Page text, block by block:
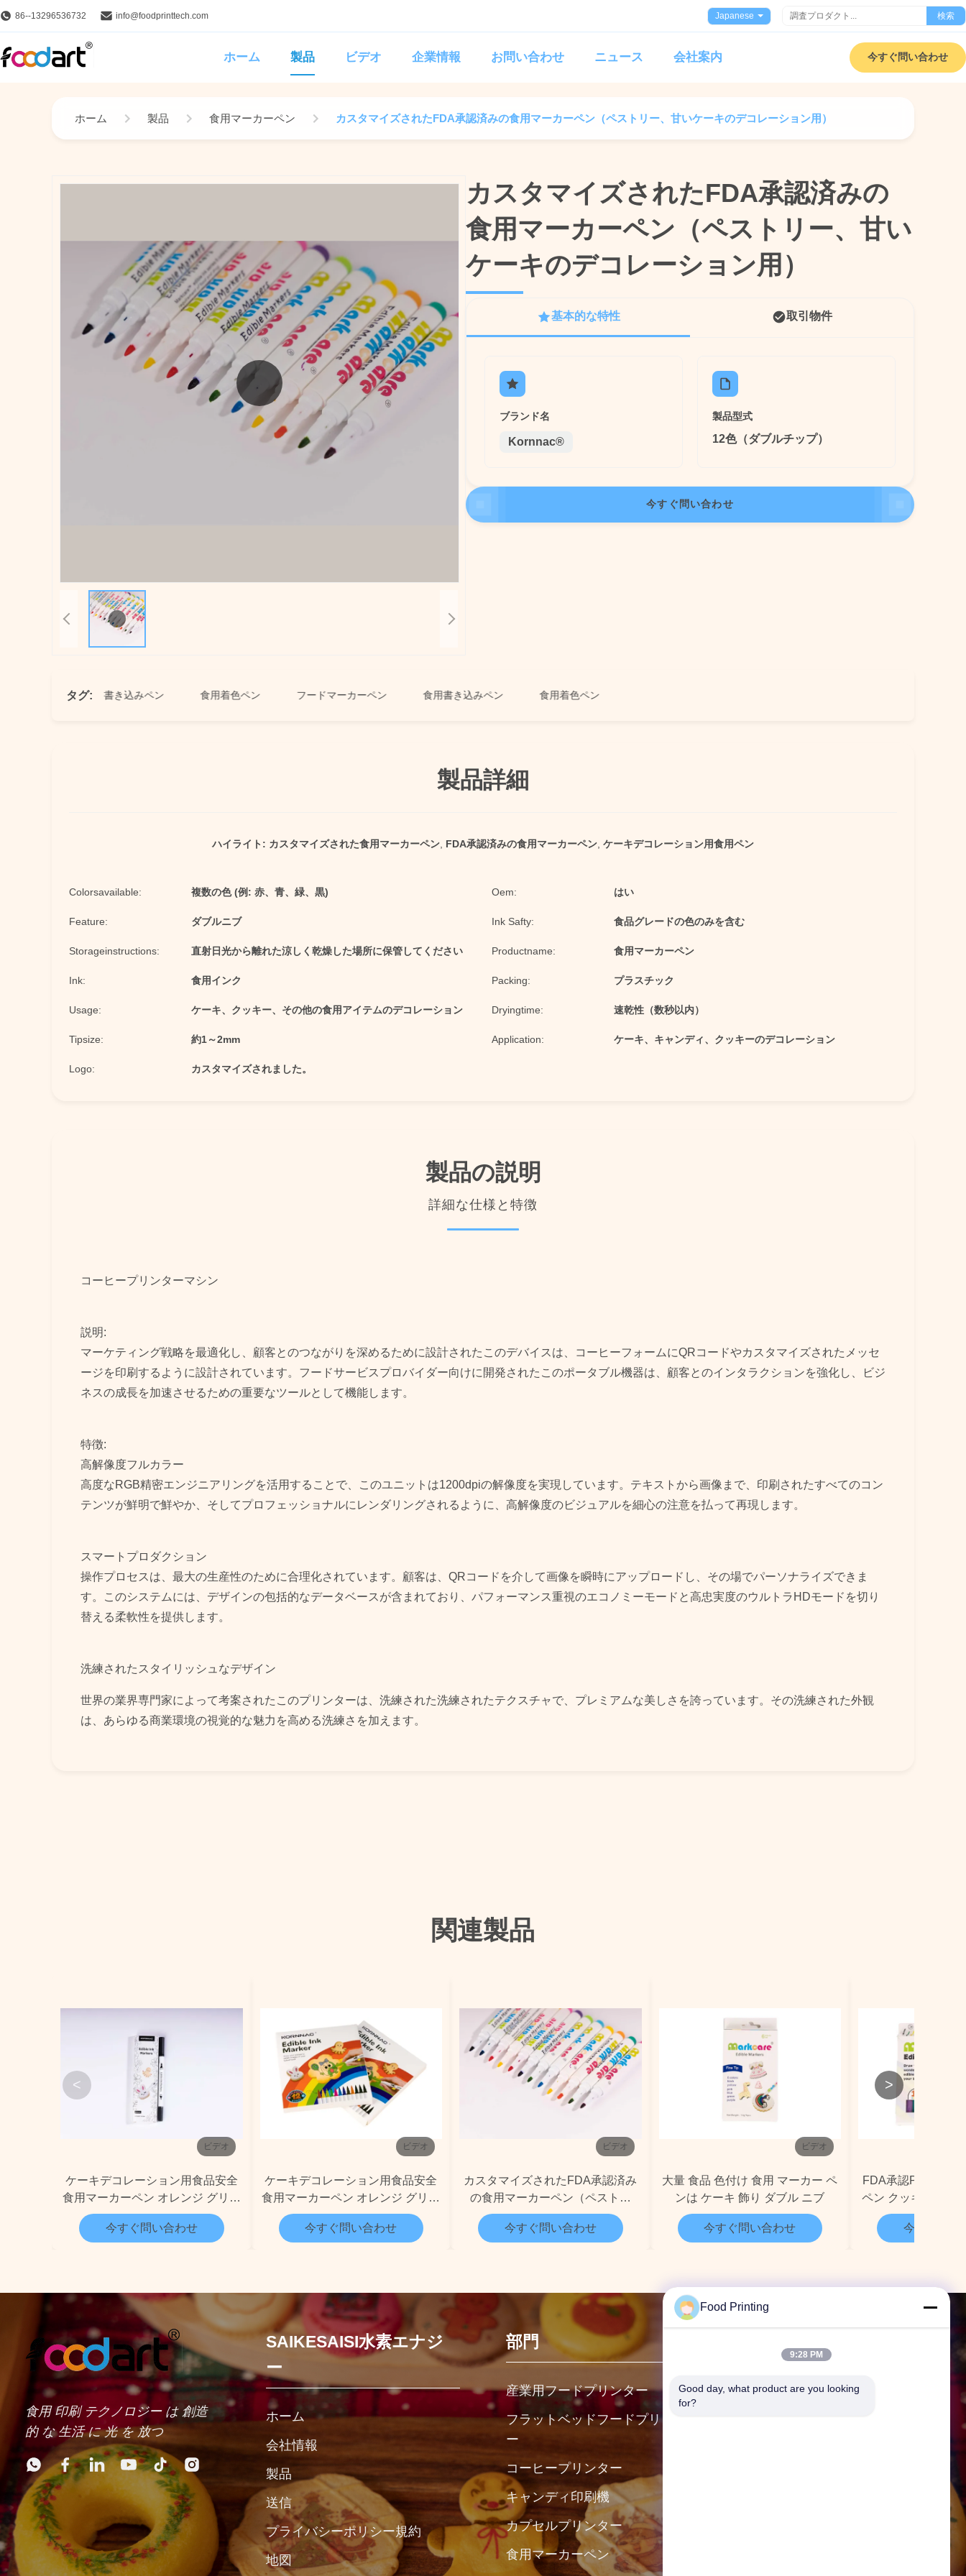
86--13296536732 info@foodprinttech.com Japanese 検索
ホーム 製品 ビデオ 企業情報 お問い合わせ ニュース 会社案内 今すぐ問い合わせ
ホーム 製品 食用マーカーペン カスタマイズされたFDA承認済みの食用マーカーペン（ペストリー、甘いケーキのデコレーション用）
カスタマイズされたFDA承認済みの
食用マーカーペン（ペストリー、甘い
ケーキのデコレーション用）
カスタマイズされたFDA承認済みの
食用マーカーペン（ペストリー、甘い
ケーキのデコレーション用）
基本的な特性 取引物件
ブランド名
Kornnac®
製品型式
12色（ダブルチップ）
今すぐ問い合わせ
タグ:
食用書き込みペン 食用着色ペン フードマーカーペン 食用書き込みペン 食用着色ペン
製品詳細
ハイライト: カスタマイズされた食用マーカーペン FDA承認済みの食用マーカーペン ケーキデコレーション用食用ペン
Colorsavailable: 複数の色 (例: 赤、青、緑、黒) Oem: はい
Feature: ダブルニブ Ink Safty: 食品グレードの色のみを含む
Storageinstructions: 直射日光から離れた涼しく乾燥した場所に保管してください Productname: 食用マーカーペン
Ink: 食用インク Packing: プラスチック
Usage: ケーキ、クッキー、その他の食用アイテムのデコレーション Dryingtime: 速乾性（数秒以内）
Tipsize: 約1～2mm Application: ケーキ、キャンディ、クッキーのデコレーション
Logo: カスタマイズされました。
製品の説明
詳細な仕様と特徴
コーヒープリンターマシン
説明:
マーケティング戦略を最適化し、顧客とのつながりを深めるために設計されたこのデバイスは、コーヒーフォームにQRコードやカスタマイズされたメッセ
ージを印刷するように設計されています。フードサービスプロバイダー向けに開発されたこのポータブル機器は、顧客とのインタラクションを強化し、ビジ
ネスの成長を加速させるための重要なツールとして機能します。
特徴:
高解像度フルカラー
高度なRGB精密エンジニアリングを活用することで、このユニットは1200dpiの解像度を実現しています。テキストから画像まで、印刷されたすべてのコン
テンツが鮮明で鮮やか、そしてプロフェッショナルにレンダリングされるように、高解像度のビジュアルを細心の注意を払って再現します。
スマートプロダクション
操作プロセスは、最大の生産性のために合理化されています。顧客は、QRコードを介して画像を瞬時にアップロードし、その場でパーソナライズできま
す。このシステムには、デザインの包括的なデータベースが含まれており、パフォーマンス重視のエコノミーモードと高忠実度のウルトラHDモードを切り
替える柔軟性を提供します。
洗練されたスタイリッシュなデザイン
世界の業界専門家によって考案されたこのプリンターは、洗練された洗練されたテクスチャで、プレミアムな美しさを誇っています。その洗練された外観
は、あらゆる商業環境の視覚的な魅力を高める洗練さを加えます。
関連製品
ビデオ
ケーキデコレーション用食品安全
食用マーカーペン オレンジ グリー
ン ブルー
今すぐ問い合わせ
ビデオ
ケーキデコレーション用食品安全
食用マーカーペン オレンジ グリー
ン ブルー
今すぐ問い合わせ
ビデオ
カスタマイズされたFDA承認済み
の食用マーカーペン（ペストリ
ー、甘いケーキのデコレーション
用）
今すぐ問い合わせ
ビデオ
大量 食品 色付け 食用 マーカー ペ
ンは ケーキ 飾り ダブル ニブ
今すぐ問い合わせ
FDA承認PMMA食
ペン クッキーデコ
今すぐ問い
< >
食用 印刷 テクノロジー は 創造
的 な 生活 に 光 を 放つ
SAIKESAISI水素エナジ
ー
ホーム
会社情報
製品
送信
プライバシーポリシー規約
地図
部門
産業用フードプリンター
フラットベッドフードプリンタ
ー
コーヒープリンター
キャンディ印刷機
カプセルプリンター
食用マーカーペン
住所: F19,Bldg. 9 広州本部国
Food Printing
9:28 PM
Good day, what product are you looking
for?